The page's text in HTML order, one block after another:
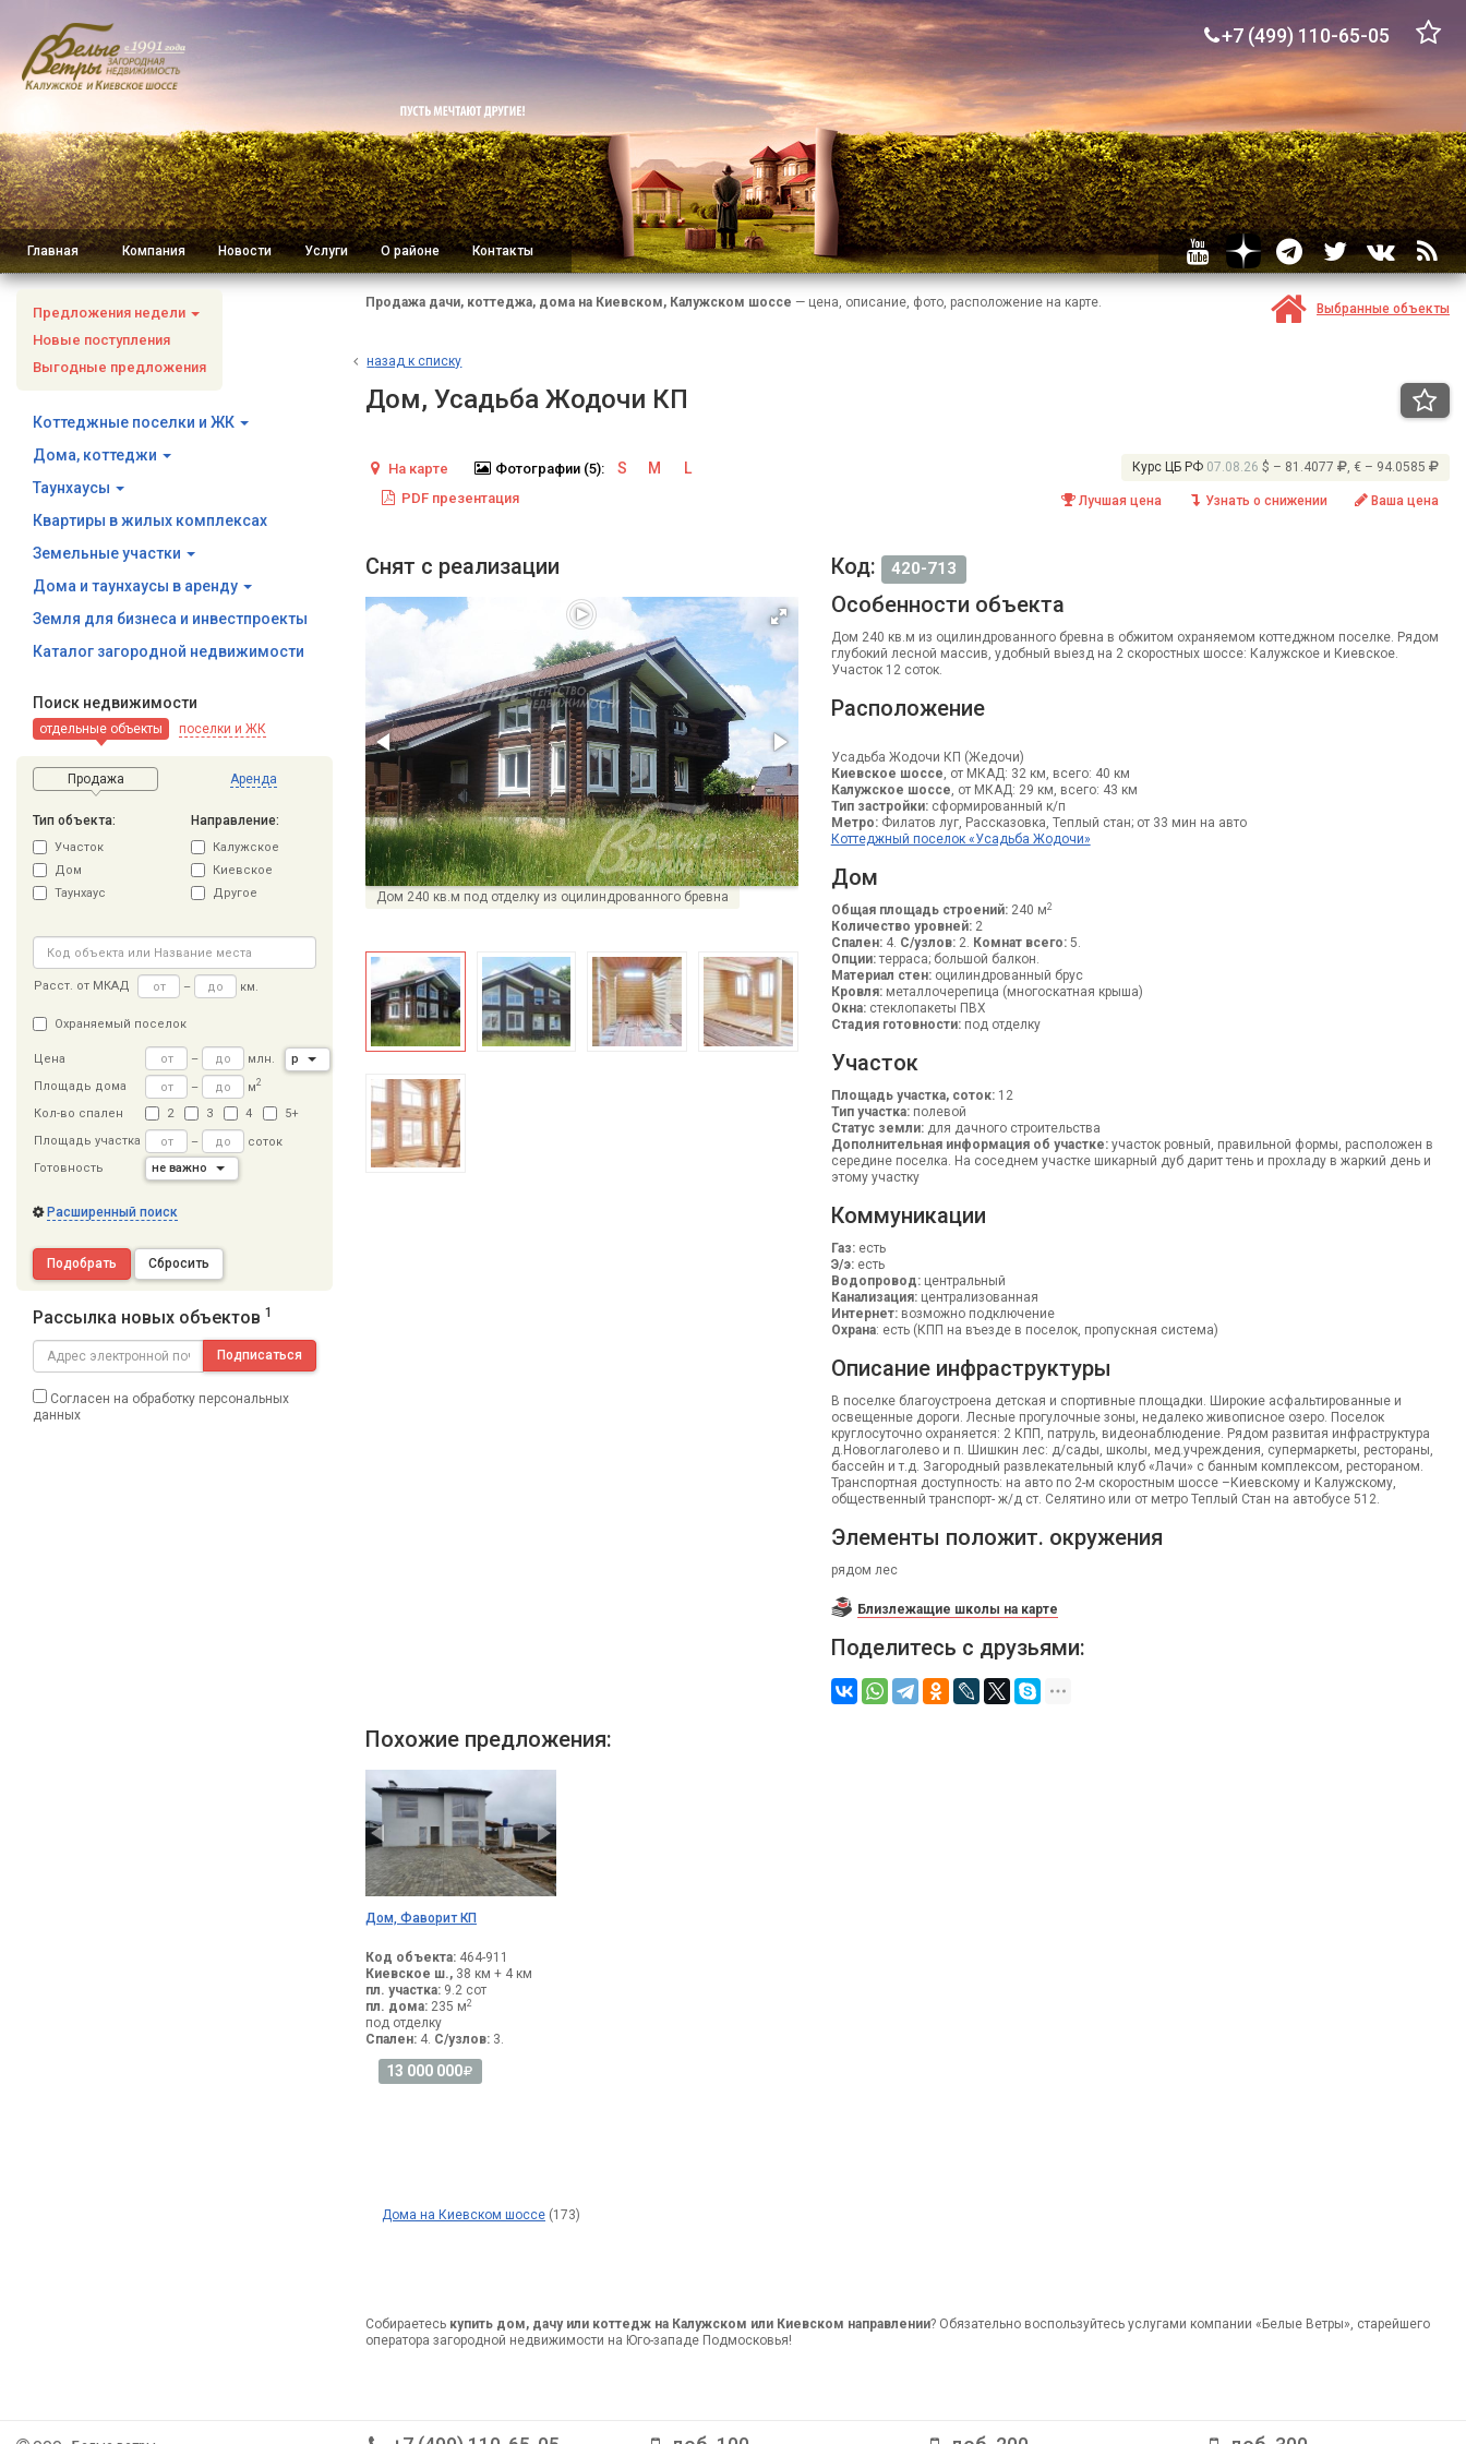
+7 (499) 110-65-05
Главная Компания Новости Услуги О районе Контакты
Предложения недели
Новые поступления
Выгодные предложения
Коттеджные поселки и ЖК
Дома, коттеджи
Таунхаусы
Квартиры в жилых комплексах
Земельные участки
Дома и таунхаусы в аренду
Земля для бизнеса и инвестпроекты
Каталог загородной недвижимости
Поиск недвижимости
отдельные объекты поселки и ЖК
Продажа Аренда
Тип объекта:
Участок
Дом
Таунхаус
Направление:
Калужское
Киевское
Другое
Расст. от МКАД – км.
Охраняемый поселок
Цена – млн.
р
Площадь дома
– м2
Кол-во спален 2 3 4
5+
Площадь участка
–
соток
Готовность
не важно
Расширенный поиск
Подобрать Сбросить
Рассылка новых объектов 1
Подписаться
Согласен на обработку персональных
данных
Продажа дачи, коттеджа, дома на Киевском, Калужском шоссе — цена, описание, фото, расположение на карте. Выбранные объекты
назад к списку
Дом, Усадьба Жодочи КП
Курс ЦБ РФ 07.08.26 $ – 81.4077 , € – 94.0585
Лучшая цена Узнать о снижении Ваша цена
На карте Фотографии (5): S M L
PDF презентация
Снят с реализации
Дом 240 кв.м под отделку из оцилиндрованного бревна
Код: 420-713
Особенности объекта
Дом 240 кв.м из оцилиндрованного бревна в обжитом охраняемом коттеджном поселке. Рядом
глубокий лесной массив, удобный выезд на 2 скоростных шоссе: Калужское и Киевское.
Участок 12 соток.
Расположение
Усадьба Жодочи КП (Жедочи)
Киевское шоссе, от МКАД: 32 км, всего: 40 км
Калужское шоссе, от МКАД: 29 км, всего: 43 км
Тип застройки:сформированный к/п
Метро:Филатов луг, Рассказовка, Теплый стан; от 33 мин на авто
Коттеджный поселок «Усадьба Жодочи»
Дом
Общая площадь строений:240 м2
Количество уровней:2
Спален:4. С/узлов:2. Комнат всего:5.
Опции:терраса; большой балкон.
Материал стен:оцилиндрованный брус
Кровля:металлочерепица (многоскатная крыша)
Окна:стеклопакеты ПВХ
Стадия готовности:под отделку
Участок
Площадь участка, соток:12
Тип участка:полевой
Статус земли:для дачного строительства
Дополнительная информация об участке:участок ровный, правильной формы, расположен в
середине поселка. На соседнем участке шикарный дуб дарит тень и прохладу в жаркий день и
этому участку
Коммуникации
Газ:есть
Э/э:есть
Водопровод:центральный
Канализация:централизованная
Интернет:возможно подключение
Охрана: есть (КПП на въезде в поселок, пропускная система)
Описание инфраструктуры
В поселке благоустроена детская и спортивные площадки. Широкие асфальтированные и
освещенные дороги. Лесные прогулочные зоны, недалеко живописное озеро. Поселок
круглосуточно охраняется: 2 КПП, патруль, видеонаблюдение. Рядом развитая инфраструктура
д.Новоглаголево и п. Шишкин лес: д/сады, школы, мед.учреждения, супермаркеты, рестораны,
бассейн и т.д. Загородный развлекательный клуб «Лачи» с банным комплексом, рестораном.
Транспортная доступность: на авто по 2-м скоростным шоссе –Киевскому и Калужскому,
общественный транспорт- ж/д ст. Селятино или от метро Теплый Стан на автобусе 512.
Элементы положит. окружения
рядом лес
Близлежащие школы на карте
Поделитесь с друзьями:
Похожие предложения:
Дом, Фаворит КП
Код объекта: 464-911
Киевское ш., 38 км + 4 км
пл. участка: 9.2 сот
пл. дома: 235 м2
под отделку
Спален: 4. С/узлов: 3.
13 000 000
Дома на Киевском шоссе (173)
Собираетесь купить дом, дачу или коттедж на Калужском или Киевском направлении? Обязательно воспользуйтесь услугами компании «Белые Ветры», старейшего
оператора загородной недвижимости на Юго-западе Подмосковья!